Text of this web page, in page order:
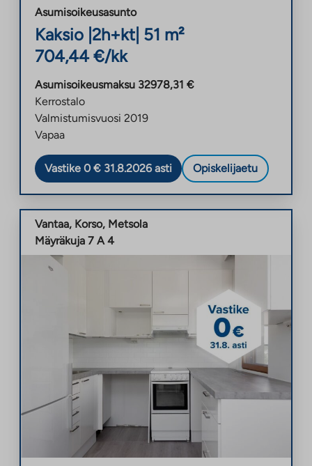
Asumisoikeusasunto
Kaksio 2h+kt| 51 m²
704,44 €/kk
Asumisoikeusmaksu 32978,31 €
Kerrostalo
Valmistumisvuosi 2019
Vapaa
Vastike 0 € 31.8.2026 asti Opiskelijaetu
Vantaa, Korso, Metsola
Mäyräkuja 7 A 4